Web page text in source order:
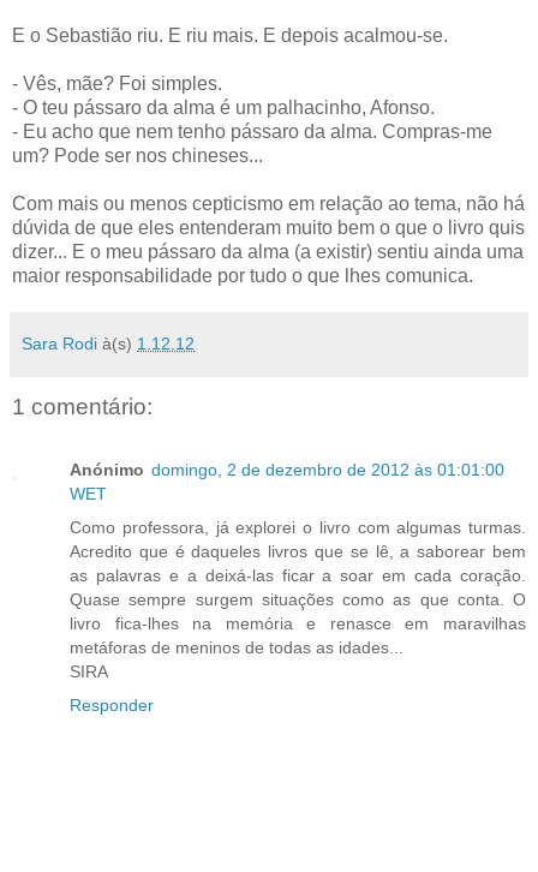
E o Sebastião riu. E riu mais. E depois acalmou-se.
- Vês, mãe? Foi simples.
- O teu pássaro da alma é um palhacinho, Afonso.
- Eu acho que nem tenho pássaro da alma. Compras-me
um? Pode ser nos chineses...
Com mais ou menos cepticismo em relação ao tema, não há
dúvida de que eles entenderam muito bem o que o livro quis
dizer... E o meu pássaro da alma (a existir) sentiu ainda uma
maior responsabilidade por tudo o que lhes comunica.
Sara Rodi à(s) 1.12.12
1 comentário:
Anónimo domingo, 2 de dezembro de 2012 às 01:01:00
WET
Como professora, já explorei o livro com algumas turmas.
Acredito que é daqueles livros que se lê, a saborear bem
as palavras e a deixá-las ficar a soar em cada coração.
Quase sempre surgem situações como as que conta. O
livro fica-lhes na memória e renasce em maravilhas
metáforas de meninos de todas as idades...
SIRA
Responder